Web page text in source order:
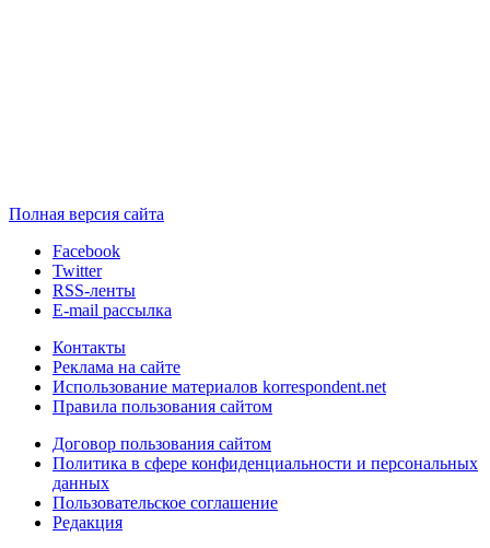
Полная версия сайта
Facebook
Twitter
RSS-ленты
E-mail рассылка
Контакты
Реклама на сайте
Использование материалов korrespondent.net
Правила пользования сайтом
Договор пользования сайтом
Политика в сфере конфиденциальности и персональных
данных
Пользовательское соглашение
Редакция